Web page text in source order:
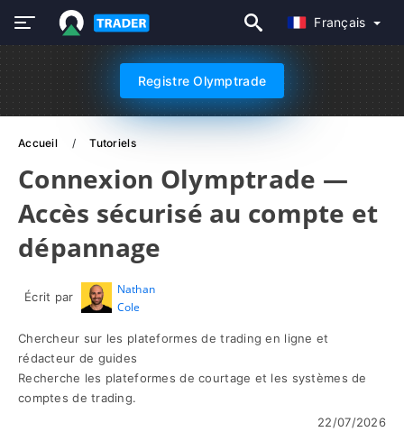
Français
Registre Olymptrade
Accueil Tutoriels
Connexion Olymptrade —
Accès sécurisé au compte et
dépannage
Écrit par
Nathan
Cole
Chercheur sur les plateformes de trading en ligne et
rédacteur de guides
Recherche les plateformes de courtage et les systèmes de
comptes de trading.
22/07/2026